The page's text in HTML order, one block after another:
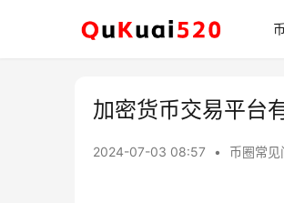
加密货币交易平台
2024-07-03 08:57 • 币圈常见